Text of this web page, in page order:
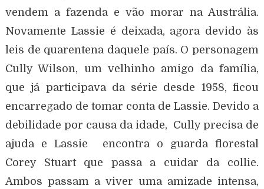
vendem a fazenda e vão morar na Austrália.
Novamente Lassie é deixada, agora devido às
leis de quarentena daquele país. O personagem
Cully Wilson, um velhinho amigo da família,
que já participava da série desde 1958, ficou
encarregado de tomar conta de Lassie. Devido a
debilidade por causa da idade, Cully precisa de
ajuda e Lassie encontra o guarda florestal
Corey Stuart que passa a cuidar da collie.
Ambos passam a viver uma amizade intensa,